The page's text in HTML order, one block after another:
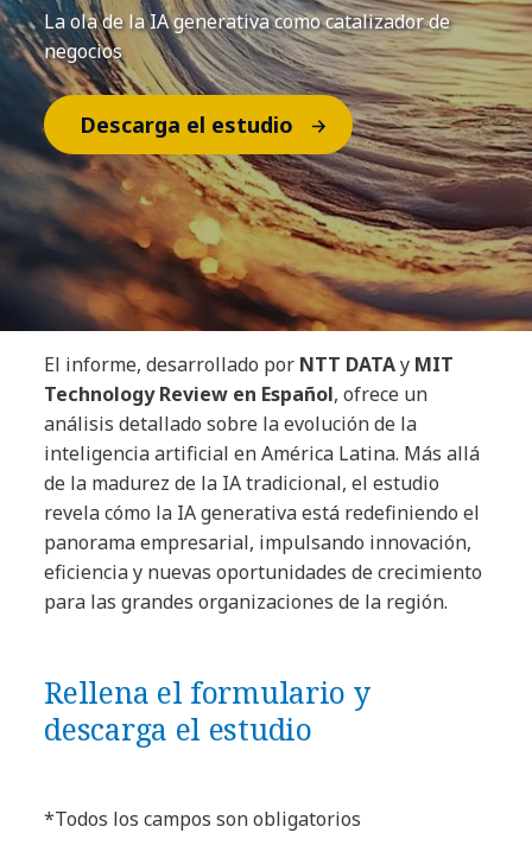
La ola de la IA generativa como catalizador de
negocios
Descarga el estudio
El informe, desarrollado por NTT DATAy MIT
Technology Review en Español, ofrece un
análisis detallado sobre la evolución de la
inteligencia artificial en América Latina. Más allá
de la madurez de la IA tradicional, el estudio
revela cómo la IA generativa está redefiniendo el
panorama empresarial, impulsando innovación,
eficiencia y nuevas oportunidades de crecimiento
para las grandes organizaciones de la región.
Rellena el formulario y
descarga el estudio
*Todos los campos son obligatorios